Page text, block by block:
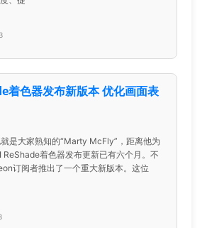
着色器发布新版本 优化画面表
是大家熟知的“Marty McFly”，距离他为
ReShade着色器发布更新已有六个月。不
订阅者推出了一个重大新版本。这位